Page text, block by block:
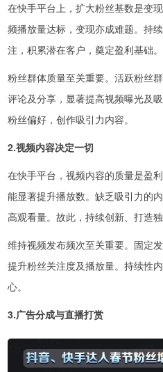
在快手平台上，扩大粉丝基数是变
频播放量达标，变现亦成难题。持
注，积累潜在客户，奠定盈利基础。
粉丝群体质量至关重要。活跃粉丝
评论及分享，显著提高视频曝光及
粉丝偏好，创作吸引力内容。
2.视频内容决定一切
在快手平台，视频内容的质量是盈
能显著提升播放数。缺乏吸引力的
高观看量。故此，持续创新、打造独
维持视频发布频次至关重要。固定
提升粉丝关注度及播放量。持续性
心。
3.广告分成与直播打赏